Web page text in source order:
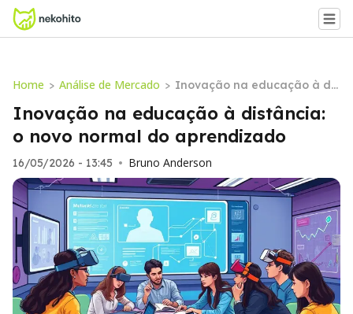
Home > Análise de Mercado > Inovação na educação à dis
tância: o novo normal do apr
endizado
Inovação na educação à distância:
o novo normal do aprendizado
16/05/2026 - 13:45 • Bruno Anderson